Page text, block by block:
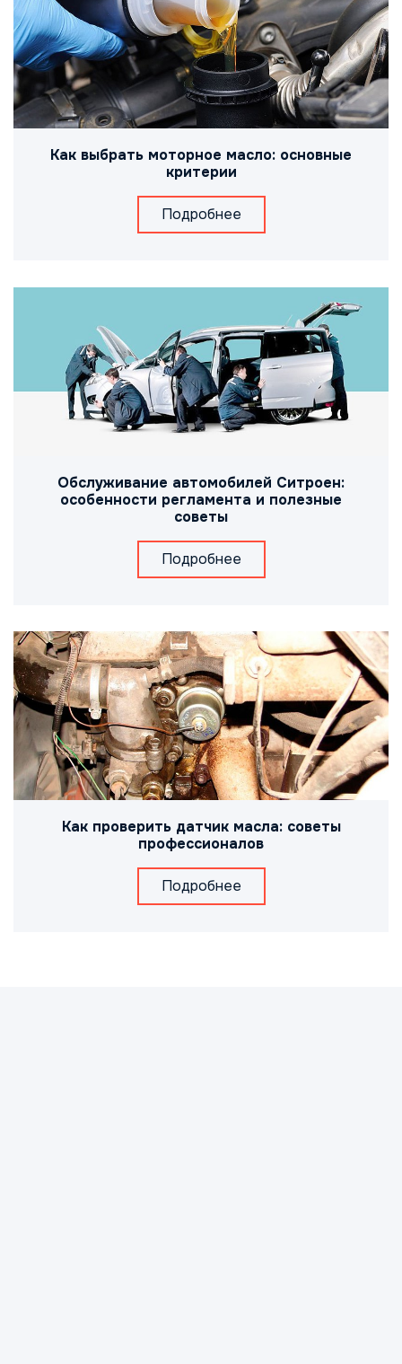
Как выбрать моторное масло: основные
критерии
Подробнее
Обслуживание автомобилей Ситроен:
особенности регламента и полезные
советы
Подробнее
Как проверить датчик масла: советы
профессионалов
Подробнее